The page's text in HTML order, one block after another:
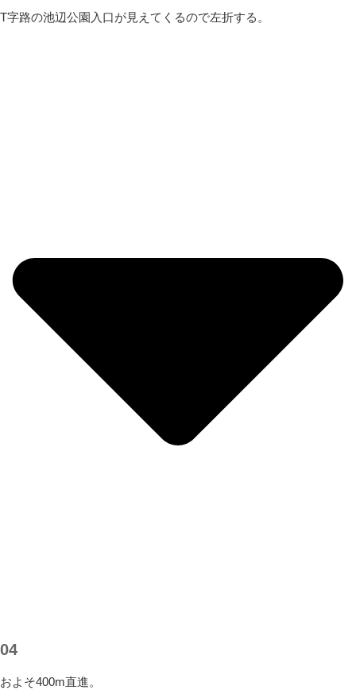
T字路の池辺公園入口が見えてくるので左折する。
04
およそ400m直進。